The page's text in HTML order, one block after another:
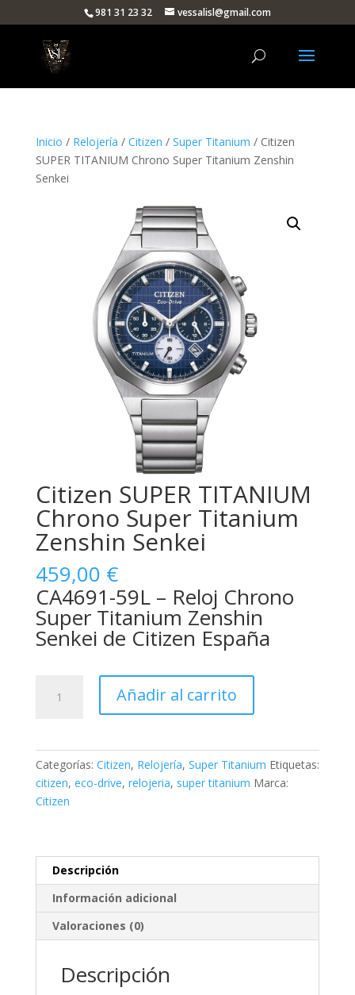
981 31 23 32 vessalisl@gmail.com
Inicio / Relojería / Citizen / Super Titanium / Citizen
SUPER TITANIUM Chrono Super Titanium Zenshin
Senkei
Citizen SUPER TITANIUM
Chrono Super Titanium
Zenshin Senkei
459,00 €
CA4691-59L – Reloj Chrono
Super Titanium Zenshin
Senkei de Citizen España
SUPER
Titanium
Zenshin
Añadir al carrito
Categorías: Citizen, Relojería, Super Titanium Etiquetas:
citizen, eco-drive, relojeria, super titanium Marca:
Citizen
Descripción
Información adicional
Valoraciones (0)
Descripción